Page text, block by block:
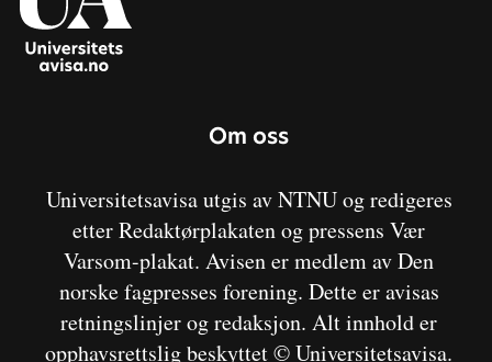
Om oss
Universitetsavisa utgis av NTNU og redigeres
etter Redaktørplakaten og pressens Vær
Varsom-plakat. Avisen er medlem av Den
norske fagpresses forening. Dette er avisas
retningslinjer og redaksjon. Alt innhold er
opphavsrettslig beskyttet © Universitetsavisa.